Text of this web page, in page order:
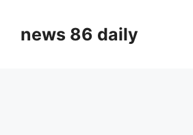
contentnews 86 daily